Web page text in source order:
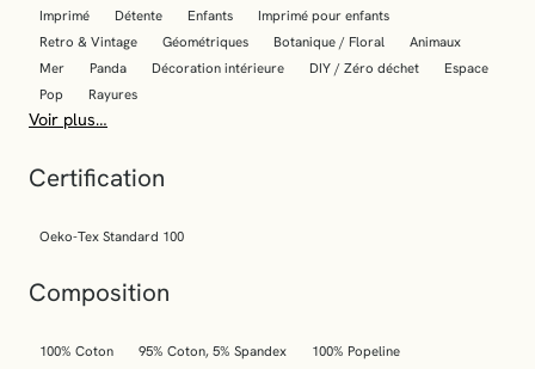
Imprimé Détente Enfants
Imprimé pour enfants
Retro & Vintage
Géométriques Botanique / Floral
Animaux
Mer
Panda Décoration intérieure DIY / Zéro déchet
Espace
Pop
Rayures
Voir plus…
Certification
Oeko-Tex Standard 100
Composition
100% Coton 95% Coton, 5% Spandex 100% Popeline